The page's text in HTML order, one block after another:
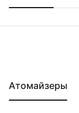
Атомайзеры